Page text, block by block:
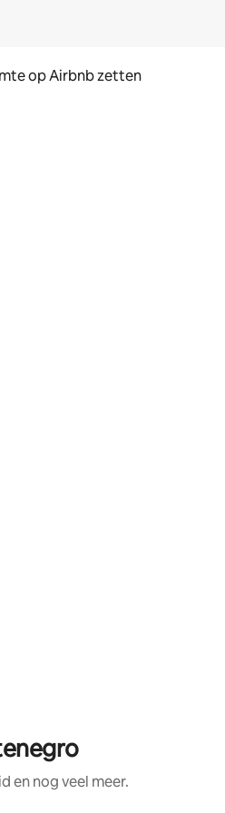
op Airbnb zetten
en nog veel meer.